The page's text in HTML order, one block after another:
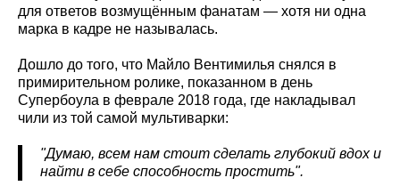
для ответов возмущённым фанатам — хотя ни одна
марка в кадре не называлась.
Дошло до того, что Майло Вентимилья снялся в
примирительном ролике, показанном в день
Супербоула в феврале 2018 года, где накладывал
чили из той самой мультиварки:
"Думаю, всем нам стоит сделать глубокий вдох и
найти в себе способность простить".